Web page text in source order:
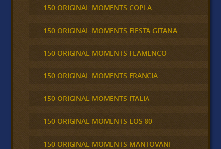
150 ORIGINAL MOMENTS COPLA
150 ORIGINAL MOMENTS FIESTA GITANA
150 ORIGINAL MOMENTS FLAMENCO
150 ORIGINAL MOMENTS FRANCIA
150 ORIGINAL MOMENTS ITALIA
150 ORIGINAL MOMENTS LOS 80
150 ORIGINAL MOMENTS MANTOVANI